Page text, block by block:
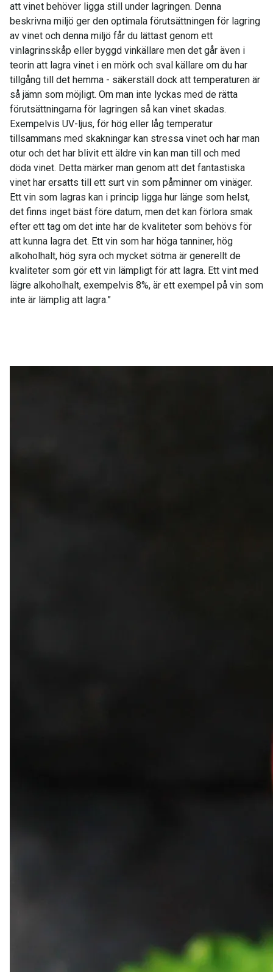
att vinet behöver ligga still under lagringen. Denna
beskrivna miljö ger den optimala förutsättningen för lagring
av vinet och denna miljö får du lättast genom ett
vinlagrinsskåp eller byggd vinkällare men det går även i
teorin att lagra vinet i en mörk och sval källare om du har
tillgång till det hemma - säkerställ dock att temperaturen är
så jämn som möjligt. Om man inte lyckas med de rätta
förutsättningarna för lagringen så kan vinet skadas.
Exempelvis UV-ljus, för hög eller låg temperatur
tillsammans med skakningar kan stressa vinet och har man
otur och det har blivit ett äldre vin kan man till och med
döda vinet. Detta märker man genom att det fantastiska
vinet har ersatts till ett surt vin som påminner om vinäger.
Ett vin som lagras kan i princip ligga hur länge som helst,
det finns inget bäst före datum, men det kan förlora smak
efter ett tag om det inte har de kvaliteter som behövs för
att kunna lagra det. Ett vin som har höga tanniner, hög
alkoholhalt, hög syra och mycket sötma är generellt de
kvaliteter som gör ett vin lämpligt för att lagra. Ett vint med
lägre alkoholhalt, exempelvis 8%, är ett exempel på vin som
inte är lämplig att lagra.”